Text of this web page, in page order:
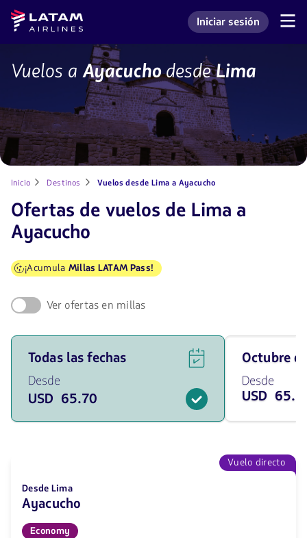
Saltar
Saltar al
contenido
Navegación
de
usuario.
Latam
Airlines
Ingresar a mi cuenta
Iniciar sesión
LIM-
AYPVuelos a AyacuchodesdeLima
Inicio Destinos Vuelos desde Lima a Ayacucho
Ofertas de vuelos de Lima a
Ayacucho
¡Acumula Millas LATAM Pass!
Ver ofertas en millas
Ver
ofertas
de
vuelos
para
las
Todas las fechas
Desde
USD 65.70
Viaja
en
Octubre
de
2026
65.7
octubre
Desde
USD
Vuelo directo
Desde Lima
Ayacucho
Economy